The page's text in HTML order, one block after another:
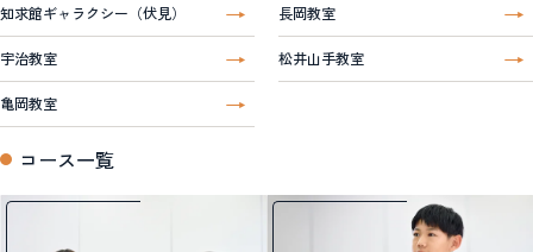
知求館ギャラクシー（伏見） 長岡教室
宇治教室 松井山手教室
亀岡教室
コース一覧